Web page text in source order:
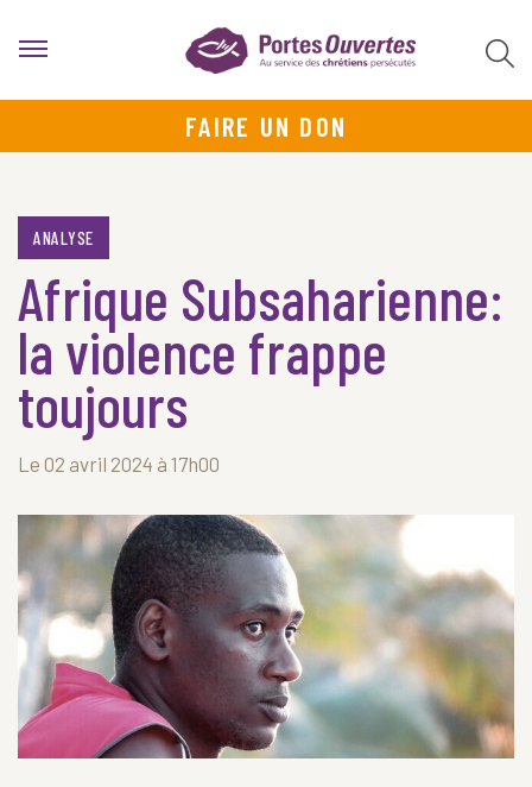
FAIRE UN DON
ANALYSE
Afrique Subsaharienne:
la violence frappe
toujours
Le 02 avril 2024 à 17h00